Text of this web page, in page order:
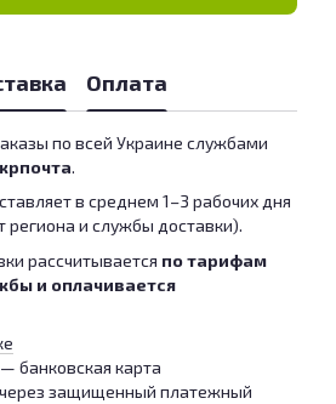
Оплата
по всей Украине службами
.
в среднем 1–3 рабочих дня
региона и службы доставки).
рассчитывается по тарифам
и оплачивается
— банковская карта
защищенный платежный